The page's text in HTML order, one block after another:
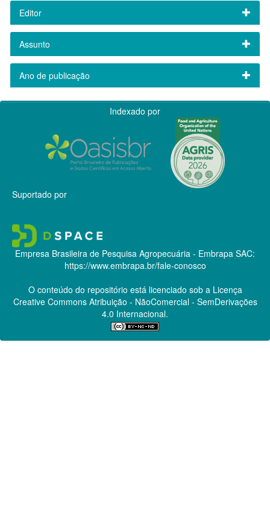
Editor
Assunto
Ano de publicação
Indexado por
Suportado por
Empresa Brasileira de Pesquisa Agropecuária - Embrapa SAC:
https://www.embrapa.br/fale-conosco
O conteúdo do repositório está licenciado sob a Licença
Creative CommonsAtribuição - NãoComercial - SemDerivações
4.0 Internacional.